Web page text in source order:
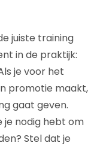
juiste training
in de praktijk:
je voor het
promotie maakt,
gaat geven.
je nodig hebt om
Stel dat je